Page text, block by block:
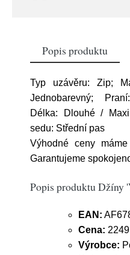
Popis produktu
Typ uzávěru: Zip;
Jednobarevný;
Délka: Dlouhé /
sedu: Střední pas
Výhodné ceny
Garantujeme
Popis produktu Džíny
EAN:
Cena:
Výrobce: